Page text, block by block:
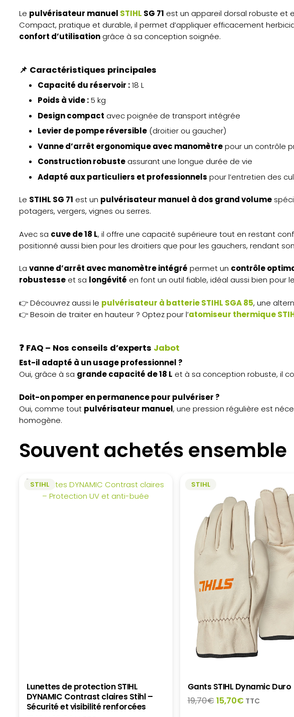
Le pulvérisateur manuel STIHL SG 71 est un appareil dorsal robuste et
Compact, pratique et durable, il permet d’appliquer efficacement
confort d’utilisationgrâce à sa conception soignée.
📌 Caractéristiques principales
Capacité du réservoir :18 L
Poids à vide :5 kg
Design compact avec poignée de transport intégrée
Levier de pompe réversible (droitier ou gaucher)
Vanne d’arrêt ergonomique avec manomètrepour un contrôle
Construction robuste assurant une longue durée de vie
Adapté aux particuliers et professionnels pour l’entretien des
Le STIHL SG 71 est un pulvérisateur manuel à dos grand volume
potagers, vergers, vignes ou serres.
Avec sa cuve de 18 L, il offre une capacité supérieure tout en restant
positionné aussi bien pour les droitiers que pour les gauchers, rendant
La vanne d’arrêt avec manomètre intégré permet un contrôle
robustesseet sa longévité en font un outil fiable, idéal aussi bien pour
👉 Découvrez aussi le pulvérisateur à batterie STIHL SGA 85, une
👉 Besoin de traiter en hauteur ? Optez pour l’atomiseur thermique
❓ FAQ – Nos conseils d’experts Jabot
Est-il adapté à un usage professionnel ?
Oui, grâce à sa grande capacité de 18 L et à sa conception robuste, il
Doit-on pomper en permanence pour pulvériser ?
Oui, comme tout pulvérisateur manuel, une pression régulière est
homogène.
Souvent achetés ensemble
STIHL
Lunettes de protection STIHL
DYNAMIC Contrast claires Stihl –
Sécurité et visibilité renforcées
STIHL
Gants STIHL Dynamic Duro
19,70€Le
15,70€Le
TTC